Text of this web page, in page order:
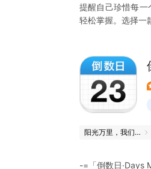
提醒自己珍惜每
轻松掌握。选择一
阳光万里，我们一定能上岸！
-=「倒数日·Days